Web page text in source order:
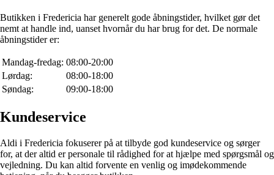
Butikken i Fredericia har generelt gode åbningstider, hvilket gør det
nemt at handle ind, uanset hvornår du har brug for det. De normale
åbningstider er:
Mandag-fredag: 08:00-20:00
Lørdag:
08:00-18:00
Søndag:
09:00-18:00
Kundeservice
Aldi i Fredericia fokuserer på at tilbyde god kundeservice og sørger
for, at der altid er personale til rådighed for at hjælpe med spørgsmål og
vejledning. Du kan altid forvente en venlig og imødekommende